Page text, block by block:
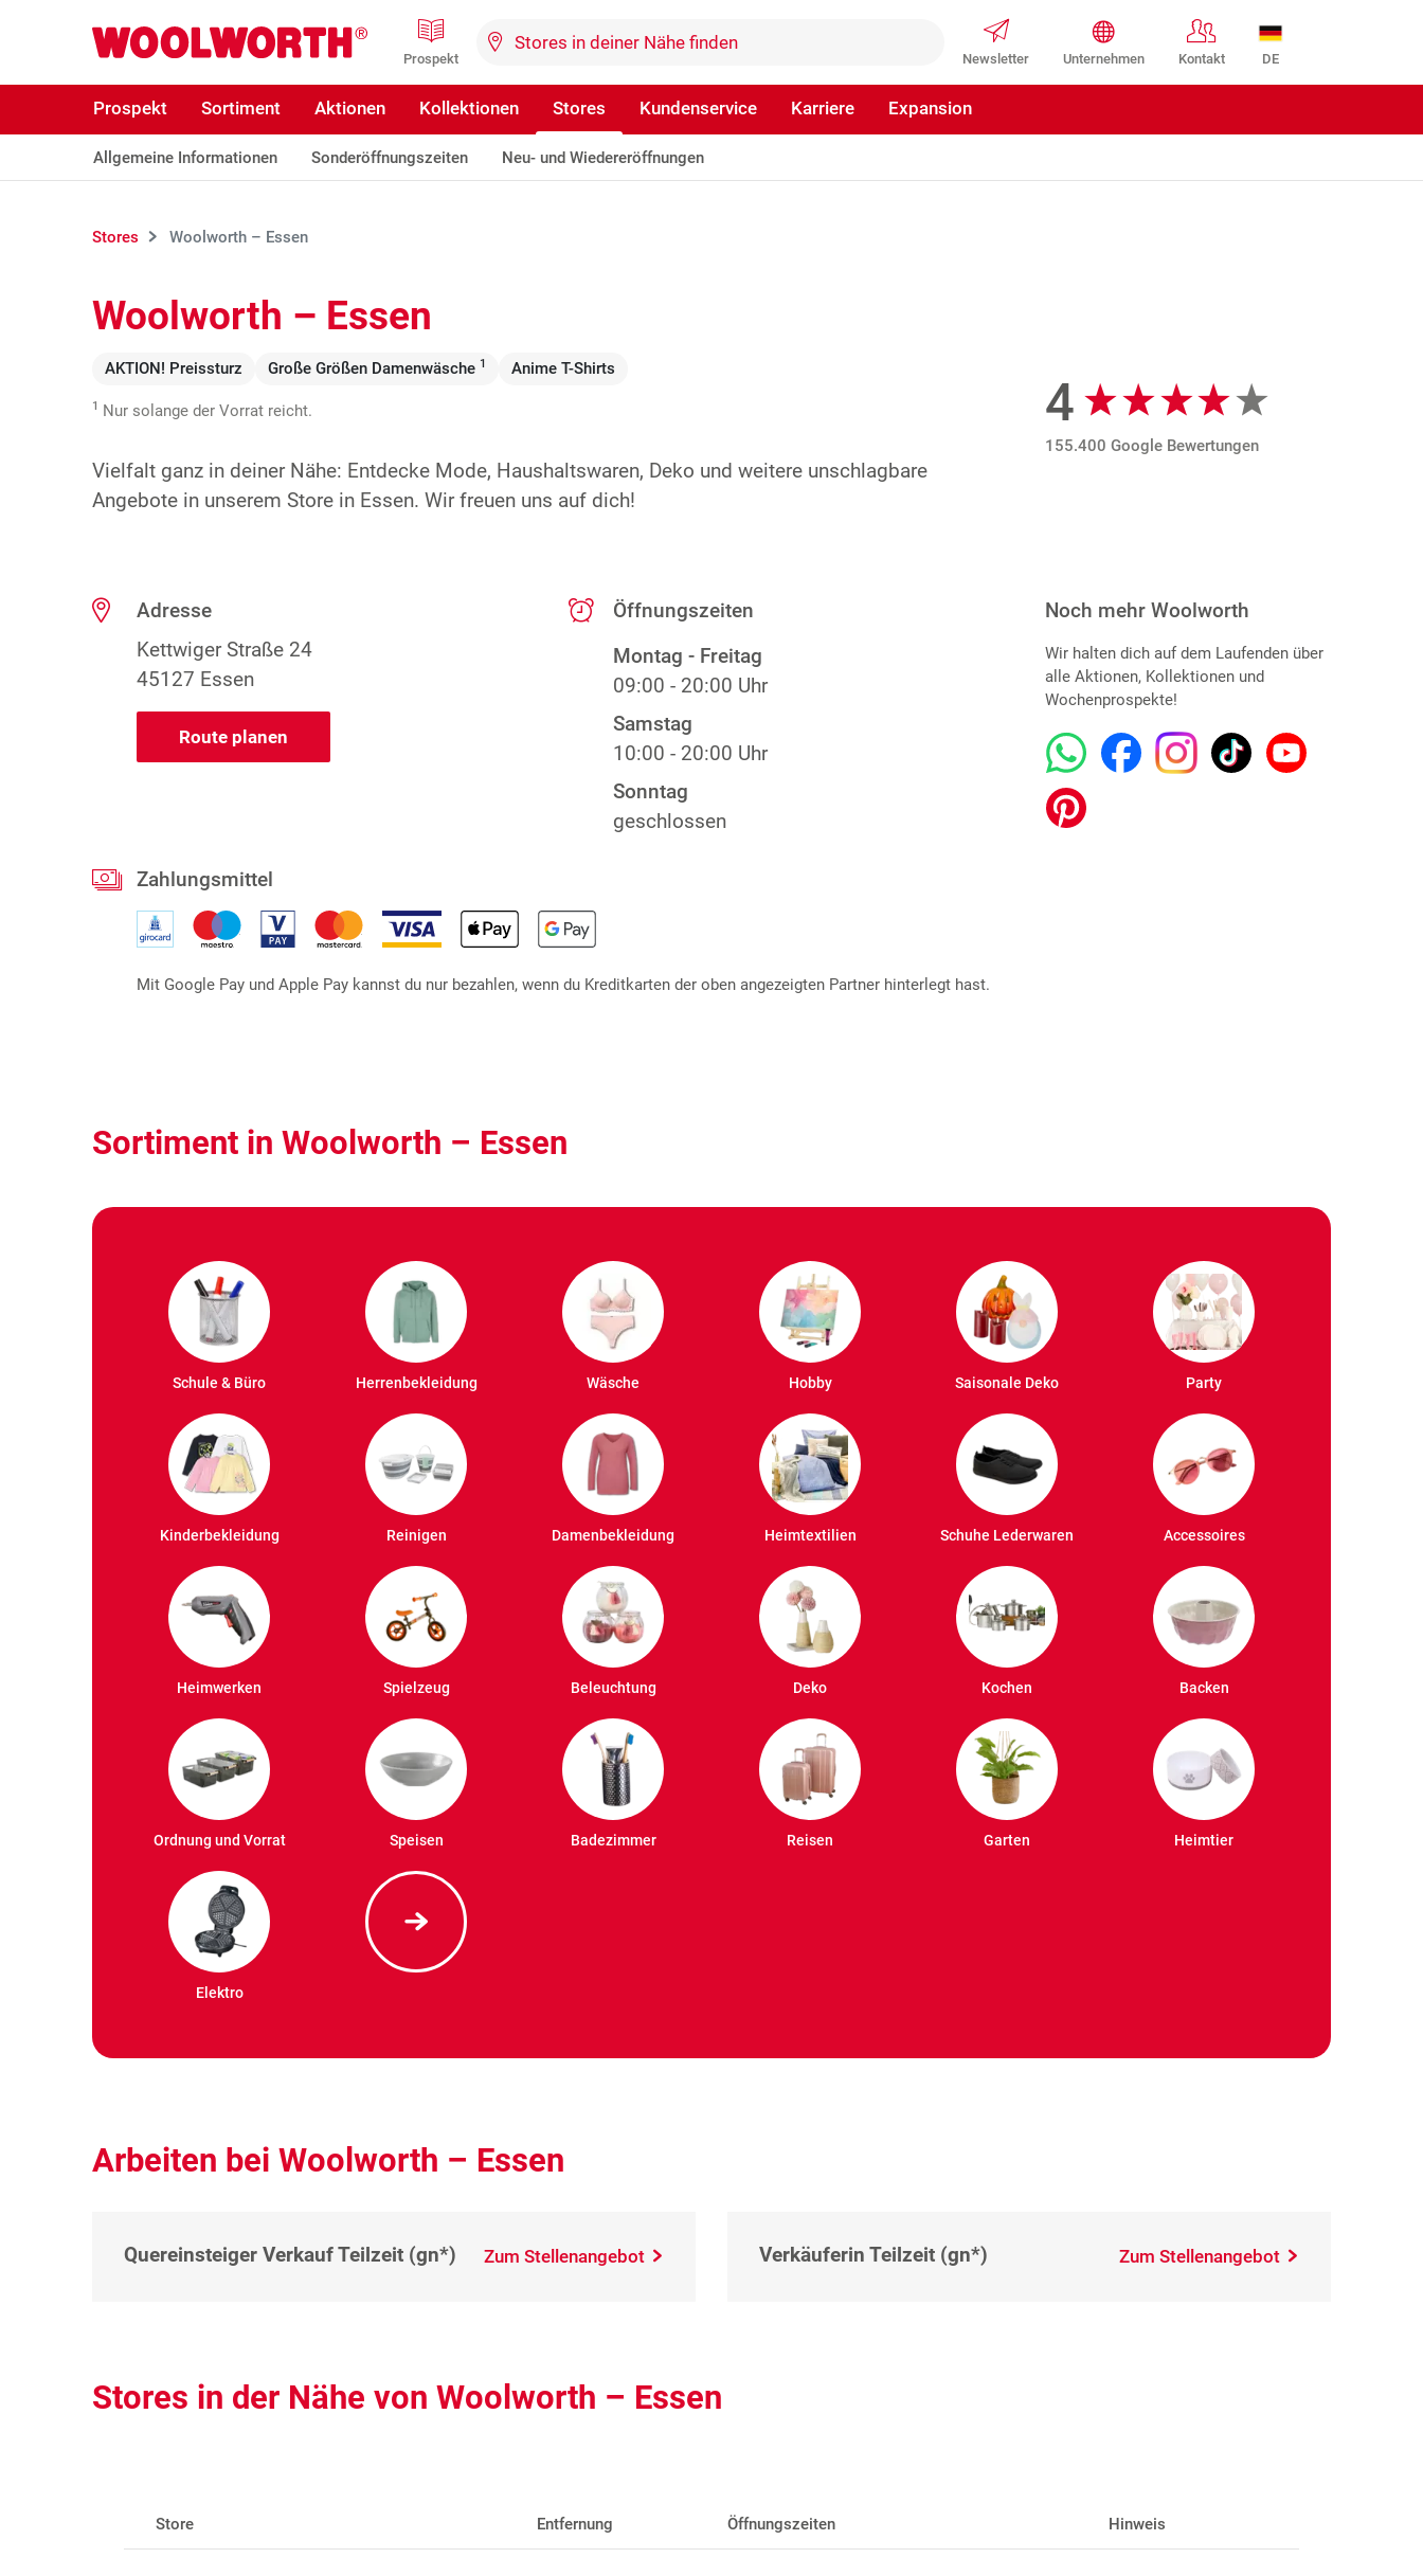
Woolworth GmbH DE
Prospekt Newsletter Unternehmen Kontakt
Prospekt Sortiment Aktionen Kollektionen Stores Kundenservice Karriere Expansion
Allgemeine Informationen Sonderöffnungszeiten Neu- und Wiedereröffnungen
Stores Woolworth – Essen
Woolworth – Essen
AKTION! Preissturz Große Größen Damenwäsche 1 Anime T-Shirts
1 Nur solange der Vorrat reicht.
Vielfalt ganz in deiner Nähe: Entdecke Mode, Haushaltswaren, Deko und weitere unschlagbare
Angebote in unserem Store in Essen. Wir freuen uns auf dich!
Google Bewertungen
4
155.400 Google Bewertungen
Adresse
Kettwiger Straße 24
45127 Essen
Route planen
Öffnungszeiten
Montag - Freitag
09:00 - 20:00 Uhr
Samstag
10:00 - 20:00 Uhr
Sonntag
geschlossen
Zahlungsmittel
Mit Google Pay und Apple Pay kannst du nur bezahlen, wenn du Kreditkarten der oben angezeigten Partner hinterlegt hast.
Noch mehr Woolworth
Wir halten dich auf dem Laufenden über
alle Aktionen, Kollektionen und
Wochenprospekte!
Sortiment in Woolworth – Essen
Schule & Büro Herrenbekleidung Wäsche Hobby Saisonale Deko Party
Kinderbekleidung Reinigen Damenbekleidung Heimtextilien Schuhe Lederwaren Accessoires
Heimwerken Spielzeug Beleuchtung Deko Kochen Backen
Ordnung und Vorrat Speisen Badezimmer Reisen Garten Heimtier
Elektro
Arbeiten bei Woolworth – Essen
Quereinsteiger Verkauf Teilzeit (gn*) Zum Stellenangebot Verkäuferin Teilzeit (gn*) Zum Stellenangebot
Stores in der Nähe von Woolworth – Essen
Store Entfernung Öffnungszeiten Hinweis